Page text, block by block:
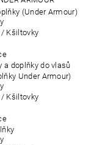
(Under Armour)
Kšiltovky
a doplňky do vlasů
Under Armour)
Kšiltovky